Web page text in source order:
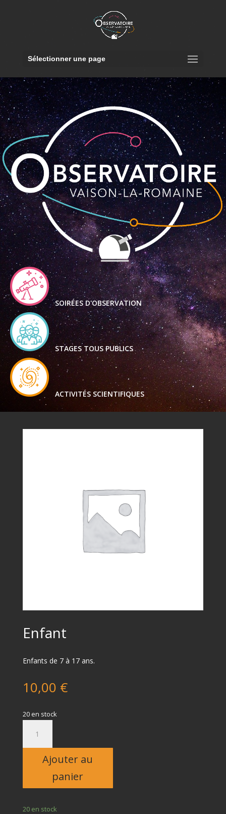
Sélectionner une page
SOIRÉES D'OBSERVATION
STAGES TOUS PUBLICS
ACTIVITÉS SCIENTIFIQUES
Enfant
Enfants de 7 à 17 ans.
10,00 €
20 en stock
Enfant
Ajouter au
panier
20 en stock